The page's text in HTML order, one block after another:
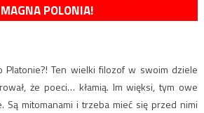
MAGNA POLONIA!
Platonie?! Ten wielki filozof w swoim dziele
że poeci… kłamią. Im więksi, tym owe
Są mitomanami i trzeba mieć się przed nimi